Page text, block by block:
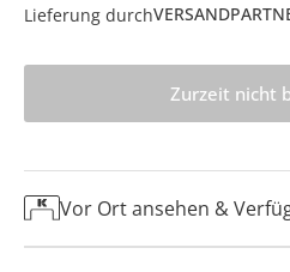
Lieferung durch
Zurzeit nicht
Vor Ort ansehen &